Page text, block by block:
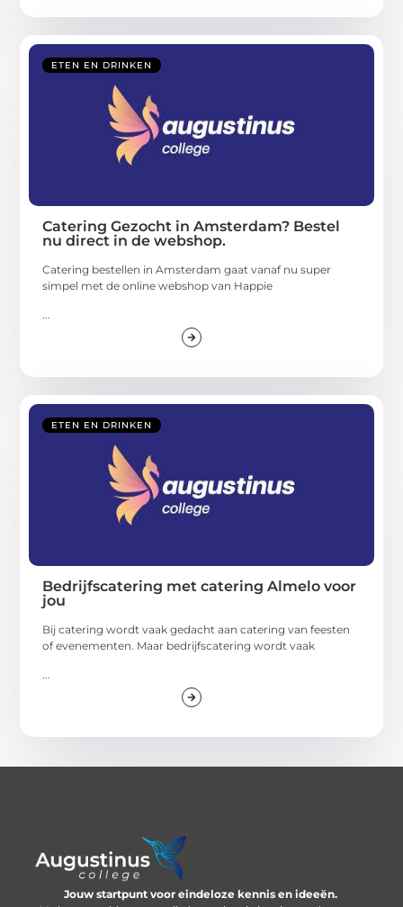
ETEN EN DRINKEN
Catering Gezocht in Amsterdam? Bestel
nu direct in de webshop.
Catering bestellen in Amsterdam gaat vanaf nu super
simpel met de online webshop van Happie
...
ETEN EN DRINKEN
Bedrijfscatering met catering Almelo voor
jou
Bij catering wordt vaak gedacht aan catering van feesten
of evenementen. Maar bedrijfscatering wordt vaak
...
Jouw startpunt voor eindeloze kennis en ideeën.